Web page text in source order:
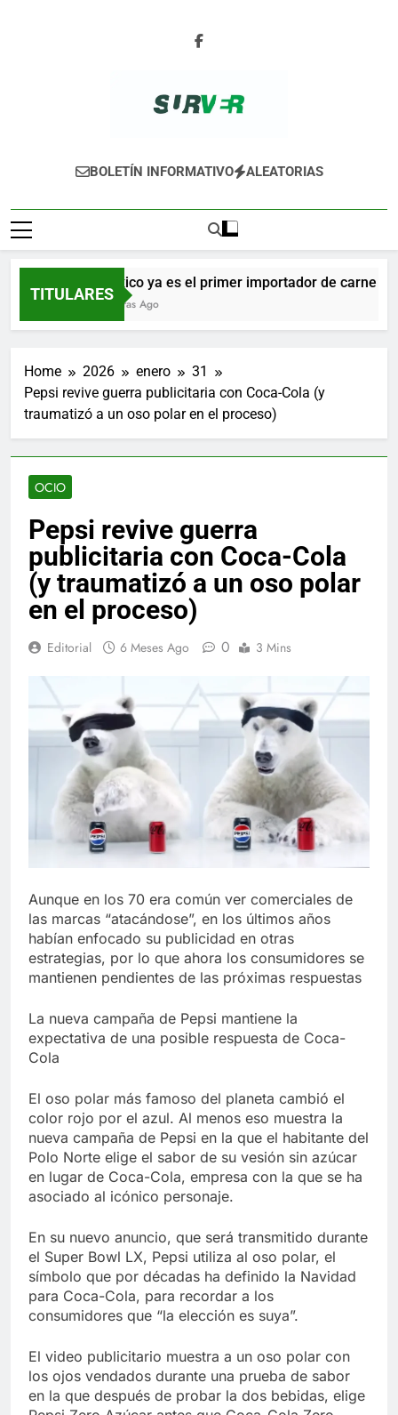
SURVER
BOLETÍN INFORMATIVO ALEATORIAS
TITULARES
México ya es el primer importador de carne de
4 Horas Ago
Home 2026 enero
31
Pepsi revive guerra publicitaria con Coca-Cola (y
traumatizó a un oso polar en el proceso)
OCIO
Pepsi revive guerra
publicitaria con Coca-Cola
(y traumatizó a un oso polar
en el proceso)
Editorial 6 Meses Ago 0 3 Mins
Aunque en los 70 era común ver comerciales de
las marcas “atacándose”, en los últimos años
habían enfocado su publicidad en otras
estrategias, por lo que ahora los consumidores se
mantienen pendientes de las próximas respuestas
La nueva campaña de Pepsi mantiene la
expectativa de una posible respuesta de Coca-
Cola
El oso polar más famoso del planeta cambió el
color rojo por el azul. Al menos eso muestra la
nueva campaña de Pepsi en la que el habitante del
Polo Norte elige el sabor de su vesión sin azúcar
en lugar de Coca-Cola, empresa con la que se ha
asociado al icónico personaje.
En su nuevo anuncio, que será transmitido durante
el Super Bowl LX, Pepsi utiliza al oso polar, el
símbolo que por décadas ha definido la Navidad
para Coca-Cola, para recordar a los
consumidores que “la elección es suya”.
El video publicitario muestra a un oso polar con
los ojos vendados durante una prueba de sabor
en la que después de probar la dos bebidas, elige